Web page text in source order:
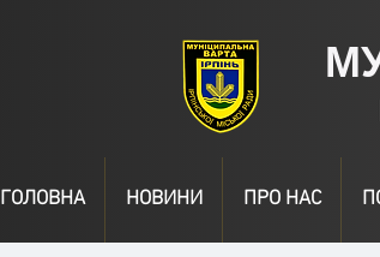
ГОЛОВНА НОВИНИ ПРО НАС